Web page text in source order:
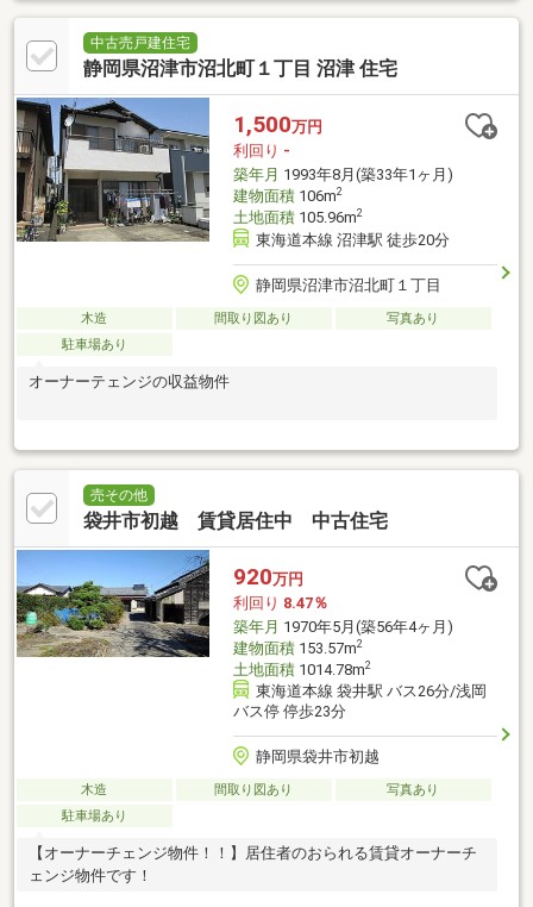
中古売戸建住宅
静岡県沼津市沼北町１丁目 沼津 住宅
1,500万円
利回り -
築年月 1993年8月(築33年1ヶ月)
建物面積106m2
土地面積105.96m2
東海道本線 沼津駅 徒歩20分
静岡県沼津市沼北町１丁目
木造 間取り図あり
写真あり
駐車場あり
オーナーテェンジの収益物件
売その他
袋井市初越 賃貸居住中 中古住宅
920万円
利回り 8.47％
築年月 1970年5月(築56年4ヶ月)
建物面積153.57m2
土地面積1014.78m2
東海道本線 袋井駅 バス26分/浅岡
バス停 停歩23分
静岡県袋井市初越
木造 間取り図あり
写真あり
駐車場あり
【オーナーチェンジ物件！！】居住者のおられる賃貸オーナーチ
ェンジ物件です！